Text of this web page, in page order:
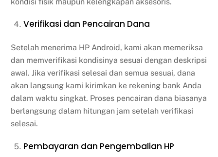
Verifikasi dan Pencairan Dana
Setelah menerima HP Android, kami akan memeriksa
dan memverifikasi kondisinya sesuai dengan deskripsi
awal. Jika verifikasi selesai dan semua sesuai, dana
akan langsung kami kirimkan ke rekening bank Anda
dalam waktu singkat. Proses pencairan dana biasanya
berlangsung dalam hitungan jam setelah verifikasi
selesai.
Pembayaran dan Pengembalian HP